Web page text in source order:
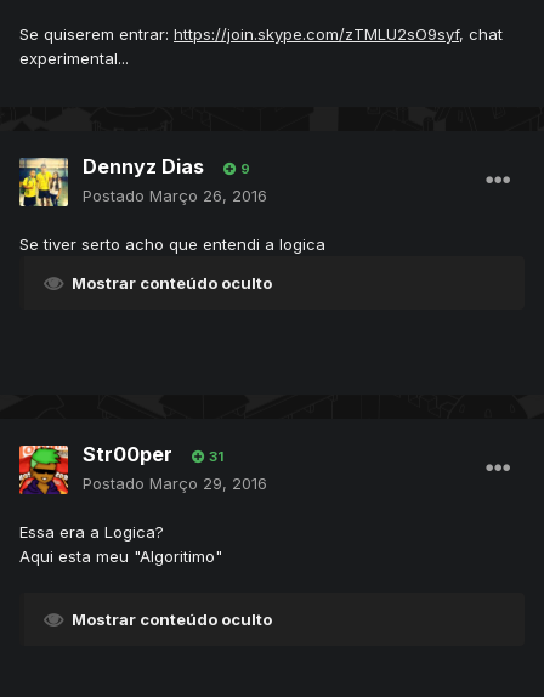
Se quiserem entrar: https://join.skype.com/zTMLU2sO9syf, chat
experimental...
Dennyz Dias 9
Postado Março 26, 2016
Se tiver serto acho que entendi a logica
Mostrar conteúdo oculto
Str00per 31
Postado Março 29, 2016
Essa era a Logica?
Aqui esta meu "Algoritimo"
Mostrar conteúdo oculto